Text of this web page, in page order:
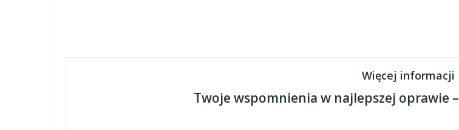
Więcej informacji
Twoje wspomnienia w najlepszej oprawie –